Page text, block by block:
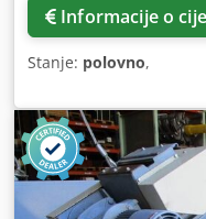
Informacije o
Stanje: polovno,